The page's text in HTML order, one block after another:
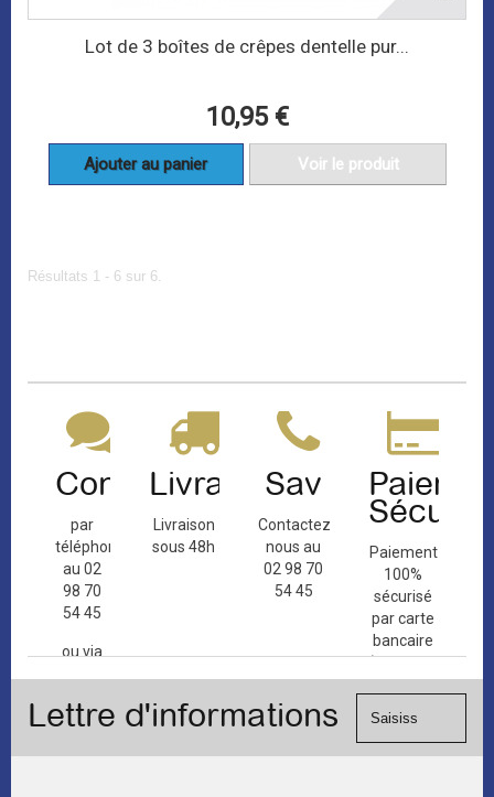
Lot de 3 boîtes de crêpes dentelle pur...
10,95 €
Ajouter au panier Voir le produit
Résultats 1 - 6 sur 6.
Contact
par
téléphone
au 02
98 70
54 45
ou via
de
Livraison
Livraison
sous 48h
Sav
Contactez-
nous au
02 98 70
54 45
Paiement
100%
sécurisé
par carte
bancaire
(Mastercard,
Visa, ...) et
Lettre d'informations